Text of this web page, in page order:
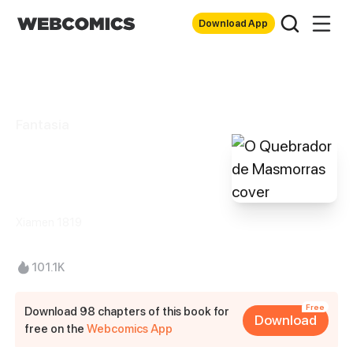
Download App
101.1K
Download 98 chapters of this book for
free on theWebcomics App
Free
Download